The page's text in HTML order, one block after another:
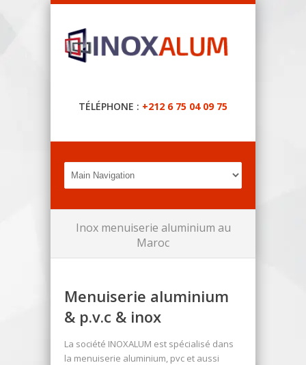
TÉLÉPHONE : +212 6 75 04 09 75
Inox menuiserie aluminium au
Maroc
Menuiserie aluminium
& p.v.c & inox
La société INOXALUM est spécialisé dans
la menuiserie aluminium, pvc et aussi